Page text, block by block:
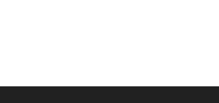
スをご紹介します。 まず、病
む、プチ鬱かも・・と 思われ